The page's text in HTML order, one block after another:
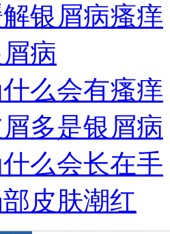
银屑病瘙痒
病
么会有瘙痒
多是银屑病
么会长在手
皮肤潮红